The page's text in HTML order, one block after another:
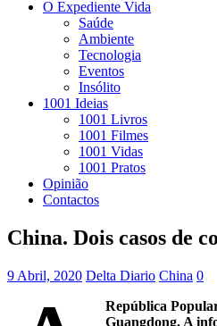
O Expediente Vida
Saúde
Ambiente
Tecnologia
Eventos
Insólito
1001 Ideias
1001 Livros
1001 Filmes
1001 Vidas
1001 Pratos
Opinião
Contactos
China. Dois casos de
9 Abril, 2020 Delta Diario China 0
República
Guangdong. A